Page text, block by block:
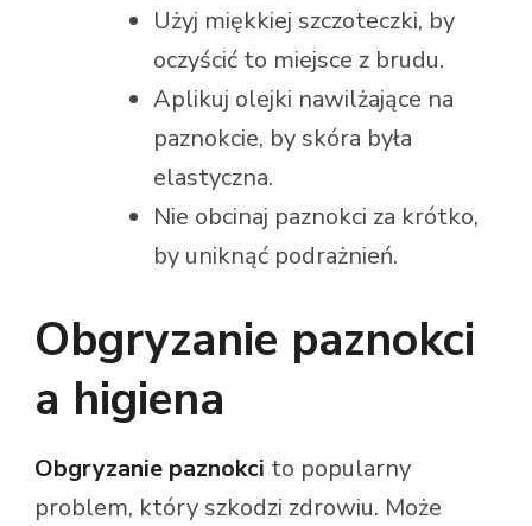
Użyj miękkiej szczoteczki, by
oczyścić to miejsce z brudu.
Aplikuj olejki nawilżające na
paznokcie, by skóra była
elastyczna.
Nie obcinaj paznokci za krótko,
by uniknąć podrażnień.
Obgryzanie paznokci
a higiena
Obgryzanie paznokci to popularny
problem, który szkodzi zdrowiu. Może